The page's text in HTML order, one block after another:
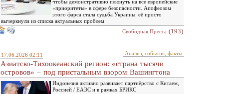
чтобы демонстративно плюнуть на все европейские
«приоритеты» в сфере безопасности. Апофеозом
этого фарса стала судьба Украины: её просто
вычеркнули из списка актуальных проблем
Свободная Пресса (193)
17.06.2026 02:11 Анализ, события, факты
Азиатско-Тихоокеанский регион: «страна тысячи
островов» – под пристальным взором Вашингтона
Индонезия активно развивает партнёрство с Китаем,
Россией / ЕАЭС и в рамках БРИКС